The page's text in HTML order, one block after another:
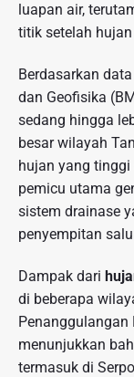
luapan air,
titik setelah
Berdasarkan
dan Geofisika
sedang hingga
besar wilayah
hujan yang
pemicu utama
sistem drainase
penyempitan
Dampak dari
di beberapa
Penanggulangan
menunjukkan
termasuk di